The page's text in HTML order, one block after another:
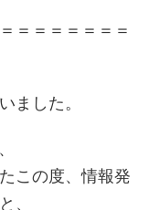
＝＝＝＝＝＝＝
ました。
この度、情報発
、